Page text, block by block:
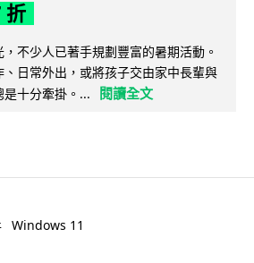
折
不少人已著手規劃豐富的暑期活動。
日常外出，或將孩子交由家中長輩與
十分牽掛。...
閱讀全文
Windows 11